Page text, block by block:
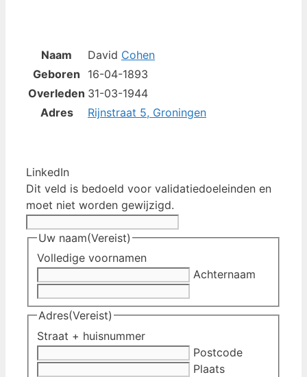
Naam David Cohen
Geboren
16-04-1893
Overleden 31-03-1944
Adres
Rijnstraat 5, Groningen
LinkedIn
Dit veld is bedoeld voor validatiedoeleinden en
moet niet worden gewijzigd.
Uw naam(Vereist)
Volledige voornamen
Achternaam
Adres(Vereist)
Straat + huisnummer
Postcode
Plaats